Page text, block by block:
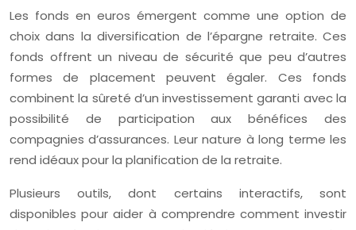
Les fonds en euros émergent comme une option de
choix dans la diversification de l’épargne retraite. Ces
fonds offrent un niveau de sécurité que peu d’autres
formes de placement peuvent égaler. Ces fonds
combinent la sûreté d’un investissement garanti avec la
possibilité de participation aux bénéfices des
compagnies d’assurances. Leur nature à long terme les
rend idéaux pour la planification de la retraite.
Plusieurs outils, dont certains interactifs, sont
disponibles pour aider à comprendre comment investir